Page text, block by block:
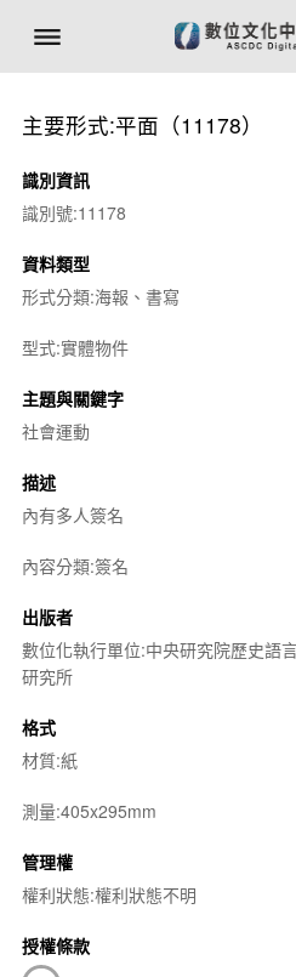
主要形式:平面（11178）
識別資訊
識別號:11178
資料類型
形式分類:海報、書寫
型式:實體物件
主題與關鍵字
社會運動
描述
內有多人簽名
內容分類:簽名
出版者
數位化執行單位:中央研究院歷史語
研究所
格式
材質:紙
測量:405x295mm
管理權
權利狀態:權利狀態不明
授權條款